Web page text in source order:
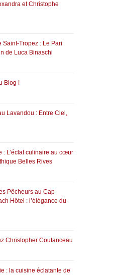
et Christophe
Saint-Tropez : Le Pari
de Luca Binaschi
Blog !
Lavandou : Entre Ciel,
: L’éclat culinaire au cœur
Belles Rives
Pêcheurs au Cap
Hôtel : l’élégance du
Christopher Coutanceau
: la cuisine éclatante de